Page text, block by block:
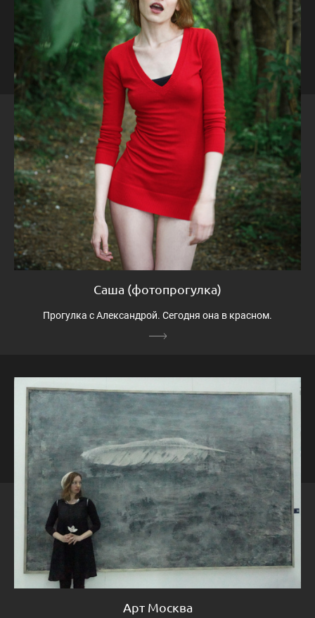
Саша (фотопрогулка)
Прогулка с Александрой. Сегодня она в красном.
Арт Москва